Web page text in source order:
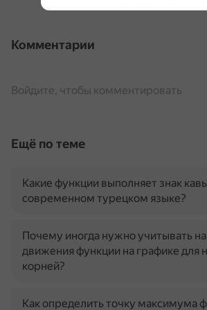
Комментарии
Войдите, чтобы комментировать
Ещё по теме
Какие функции выполняет знак
современном турецком языке?
Почему иногда нужно учитывать
движения функции на графике для
корней?
Как определить точку максимума